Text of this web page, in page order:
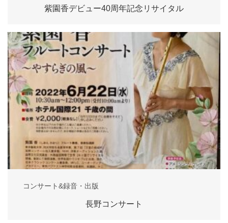
紫園香デビュー40周年記念リサイタル
コンサート&録音・出版
長野コンサート